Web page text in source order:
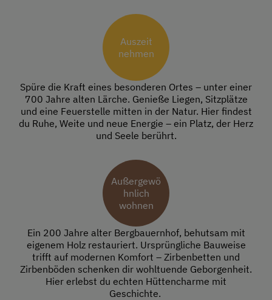
Auszeit
nehmen
Spüre die Kraft eines besonderen Ortes – unter einer
700 Jahre alten Lärche. Genieße Liegen, Sitzplätze
und eine Feuerstelle mitten in der Natur. Hier findest
du Ruhe, Weite und neue Energie – ein Platz, der Herz
und Seele berührt.
Außergewö
hnlich
wohnen
Ein 200 Jahre alter Bergbauernhof, behutsam mit
eigenem Holz restauriert. Ursprüngliche Bauweise
trifft auf modernen Komfort – Zirbenbetten und
Zirbenböden schenken dir wohltuende Geborgenheit.
Hier erlebst du echten Hüttencharme mit
Geschichte.